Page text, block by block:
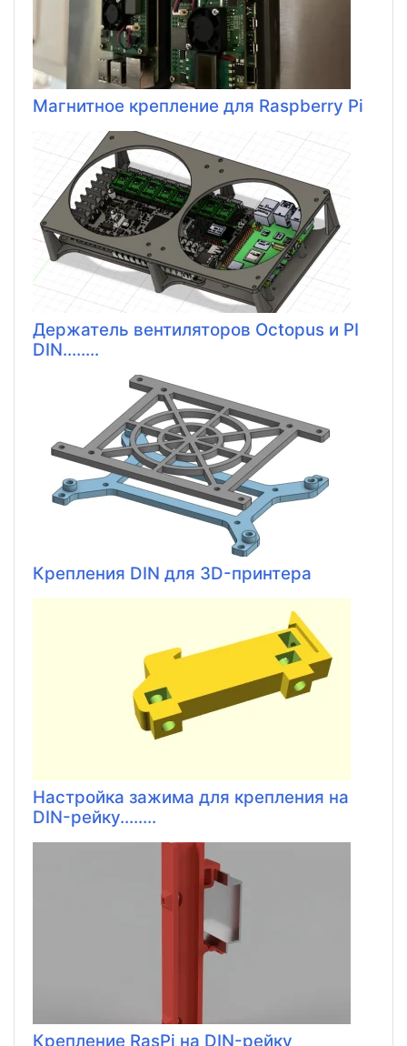
Магнитное крепление для Raspberry Pi
Держатель вентиляторов Octopus и PI
DIN........
Крепления DIN для 3D-принтера
Настройка зажима для крепления на
DIN-рейку........
Крепление RasPi на DIN-рейку